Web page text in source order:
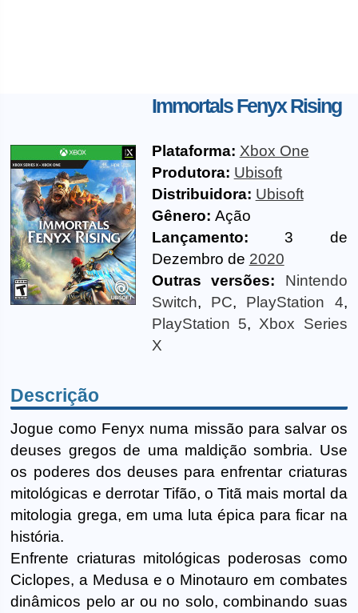
Immortals Fenyx Rising
Plataforma: Xbox One
Produtora: Ubisoft
Distribuidora: Ubisoft
Gênero: Ação
Lançamento: 3 de
Dezembro de 2020
Outras versões:
Nintendo
Switch, PC, PlayStation 4,
PlayStation 5, Xbox Series
X
Descrição
Jogue como Fenyx numa missão para salvar os
deuses gregos de uma maldição sombria. Use
os poderes dos deuses para enfrentar criaturas
mitológicas e derrotar Tifão, o Titã mais mortal da
mitologia grega, em uma luta épica para ficar na
história.
Enfrente criaturas mitológicas poderosas como
Ciclopes, a Medusa e o Minotauro em combates
dinâmicos pelo ar ou no solo, combinando suas